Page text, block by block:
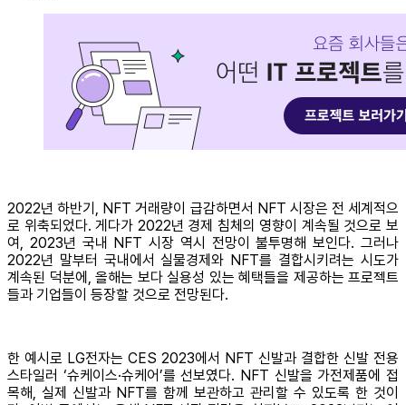
2022년 하반기, NFT 거래량이 급감하면서 NFT 시장은 전 세계적으
로 위축되었다. 게다가 2022년 경제 침체의 영향이 계속될 것으로 보
여, 2023년 국내 NFT 시장 역시 전망이 불투명해 보인다. 그러나
2022년 말부터 국내에서 실물경제와 NFT를 결합시키려는 시도가
계속된 덕분에, 올해는 보다 실용성 있는 혜택들을 제공하는 프로젝트
들과 기업들이 등장할 것으로 전망된다.
한 예시로 LG전자는 CES 2023에서 NFT 신발과 결합한 신발 전용
스타일러 ‘슈케이스·슈케어’를 선보였다. NFT 신발을 가전제품에 접
목해, 실제 신발과 NFT를 함께 보관하고 관리할 수 있도록 한 것이